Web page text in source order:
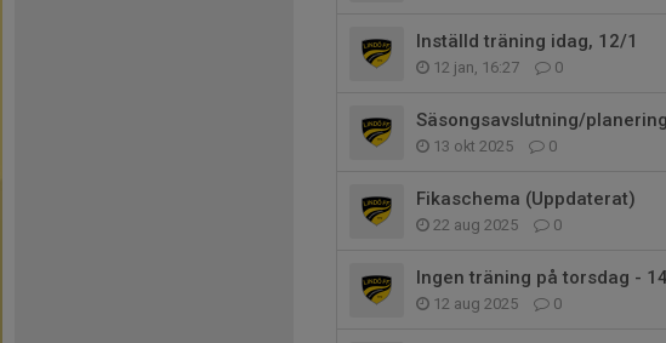
Inställd träning idag, 12/1
12 jan, 16:27 0
Säsongsavslutning/planering
13 okt 2025 0
Fikaschema (Uppdaterat)
22 aug 2025 0
Ingen träning på torsdag -
12 aug 2025 0